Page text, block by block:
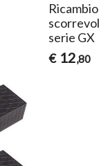
serie GX
€ 12,80